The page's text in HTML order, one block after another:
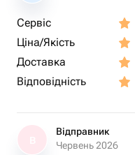
Сервіс
Ціна/Якість
Доставка
Відповідність
Відправник
Червень 2026